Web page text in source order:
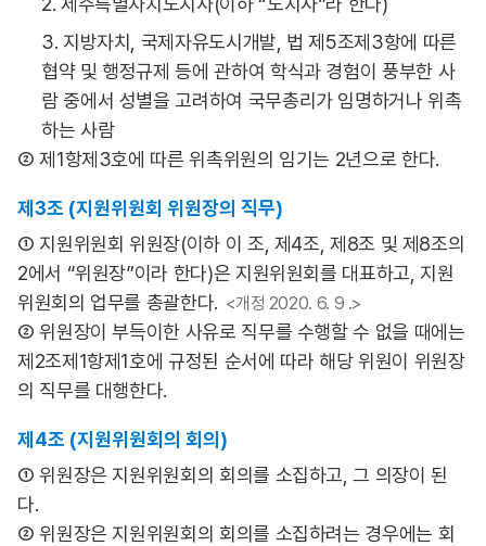
3. 지방자치, 국제자유도시개발, 법 제5조제3항에 따른
협약 및 행정규제 등에 관하여 학식과 경험이 풍부한 사
람 중에서 성별을 고려하여 국무총리가 임명하거나 위촉
하는 사람
② 제1항제3호에 따른 위촉위원의 임기는 2년으로 한다.
제3조 (지원위원회 위원장의 직무)
① 지원위원회 위원장(이하 이 조, 제4조, 제8조 및 제8조의
2에서 “위원장”이라 한다)은 지원위원회를 대표하고, 지원
위원회의 업무를 총괄한다. <개정 2020. 6. 9 .>
② 위원장이 부득이한 사유로 직무를 수행할 수 없을 때에는
제2조제1항제1호에 규정된 순서에 따라 해당 위원이 위원장
의 직무를 대행한다.
제4조 (지원위원회의 회의)
① 위원장은 지원위원회의 회의를 소집하고, 그 의장이 된
다.
② 위원장은 지원위원회의 회의를 소집하려는 경우에는 회